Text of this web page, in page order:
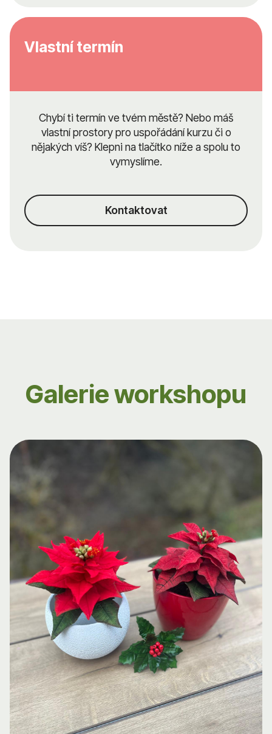
Vlastní termín
Chybí ti termín ve tvém městě? Nebo máš
vlastní prostory pro uspořádání kurzu či o
nějakých víš? Klepni na tlačítko níže a spolu to
vymyslíme.
Kontaktovat
Galerie workshopu